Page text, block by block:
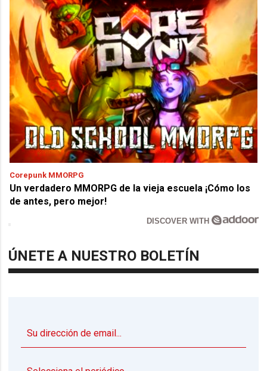
Corepunk MMORPG
Un verdadero MMORPG de la vieja escuela ¡Cómo los
de antes, pero mejor!
DISCOVER WITH
ÚNETE A NUESTRO BOLETÍN